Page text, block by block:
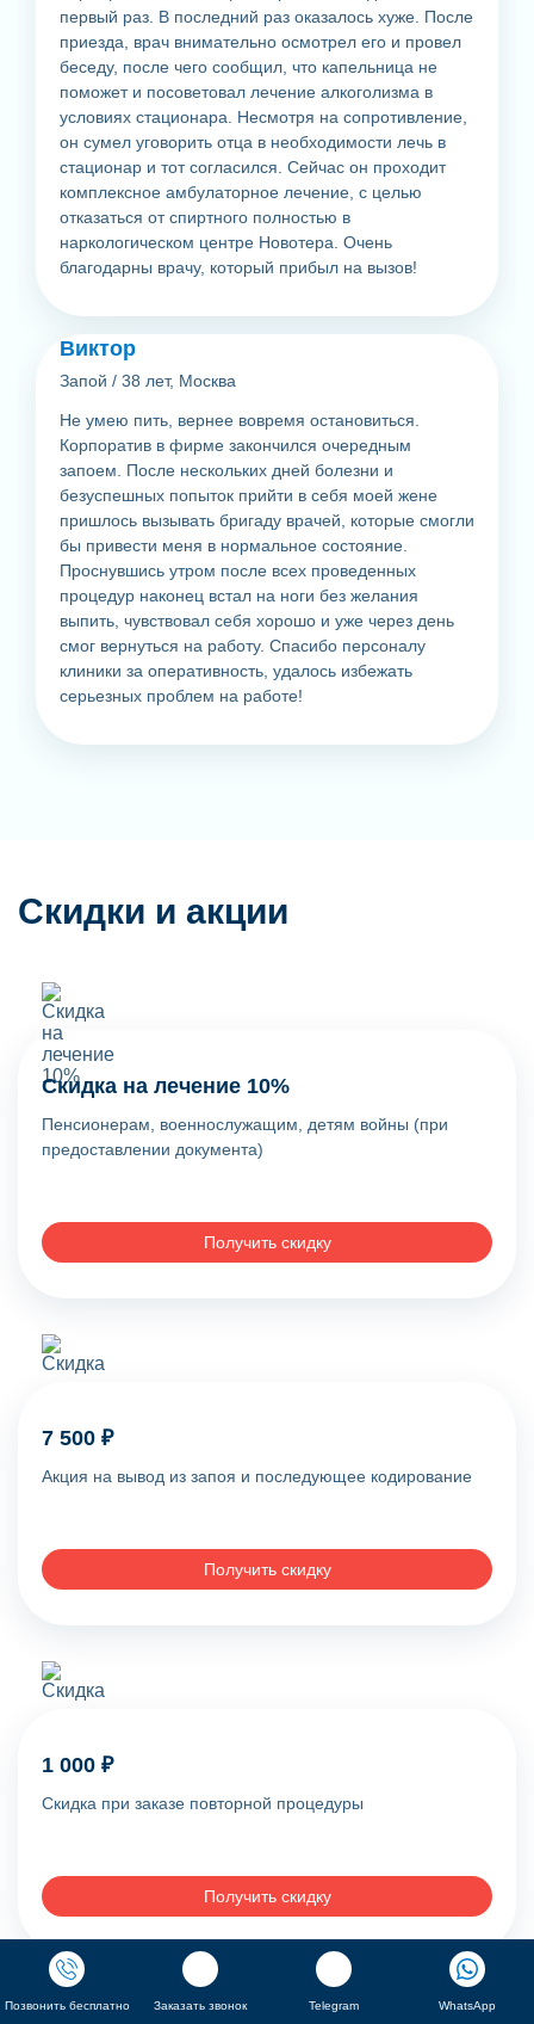
первый раз. В последний раз оказалось хуже. После
приезда, врач внимательно осмотрел его и провел
беседу, после чего сообщил, что капельница не
поможет и посоветовал лечение алкоголизма в
условиях стационара. Несмотря на сопротивление,
он сумел уговорить отца в необходимости лечь в
стационар и тот согласился. Сейчас он проходит
комплексное амбулаторное лечение, с целью
отказаться от спиртного полностью в
наркологическом центре Новотера. Очень
благодарны врачу, который прибыл на вызов!
Виктор
Запой / 38 лет, Москва
Не умею пить, вернее вовремя остановиться.
Корпоратив в фирме закончился очередным
запоем. После нескольких дней болезни и
безуспешных попыток прийти в себя моей жене
пришлось вызывать бригаду врачей, которые смогли
бы привести меня в нормальное состояние.
Проснувшись утром после всех проведенных
процедур наконец встал на ноги без желания
выпить, чувствовал себя хорошо и уже через день
смог вернуться на работу. Спасибо персоналу
клиники за оперативность, удалось избежать
серьезных проблем на работе!
Скидки и акции
Скидка на лечение 10%
Пенсионерам, военнослужащим, детям войны (при
предоставлении документа)
Получить скидку
7 500 ₽
Акция на вывод из запоя и последующее кодирование
Получить скидку
1 000 ₽
Скидка при заказе повторной процедуры
Получить скидку
Позвонить бесплатно Заказать звонок Telegram WhatsApp